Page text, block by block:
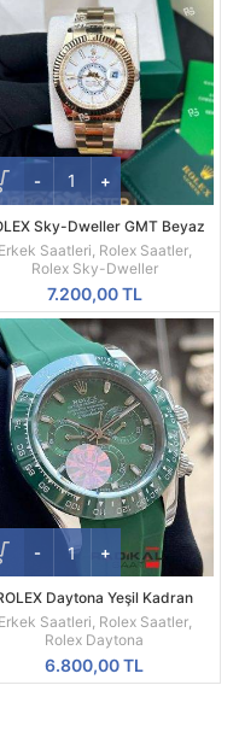
Sky-Dweller GMT Beyaz
Kadran Sarı Kasa Erkek Saati
Erkek Saatleri Rolex Saatler,
Rolex Sky-Dweller
7.200,00TL
Daytona Yeşil Kadran
Silikon Kordon
Erkek Saatleri, Rolex Saatler,
Rolex Daytona
6.800,00TL